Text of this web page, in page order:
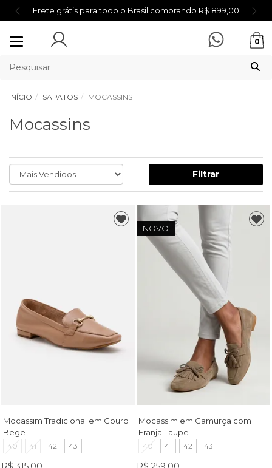
Primeira compra? Ganhe 5% - Cupom: BEMVINDA5
Mudar
0
INÍCIO SAPATOS MOCASSINS
Mocassins
Filtrar
Mocassim Tradicional em Couro
Bege
40 41 42 43
NOVO
Mocassim em Camurça com
Franja Taupe
40 41 42 43